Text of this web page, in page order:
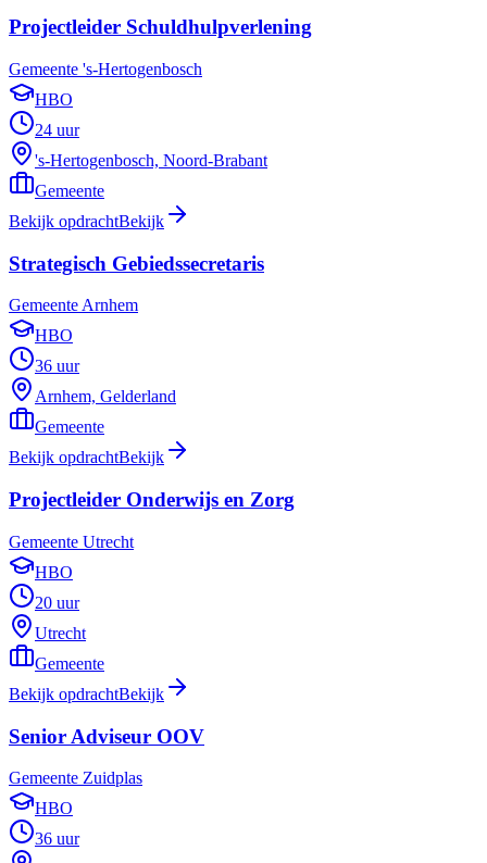
Projectleider Schuldhulpverlening
Gemeente 's-Hertogenbosch
HBO
24 uur
's-Hertogenbosch, Noord-Brabant
Gemeente
Bekijk opdrachtBekijk
Strategisch Gebiedssecretaris
Gemeente Arnhem
HBO
36 uur
Arnhem, Gelderland
Gemeente
Bekijk opdrachtBekijk
Projectleider Onderwijs en Zorg
Gemeente Utrecht
HBO
20 uur
Utrecht
Gemeente
Bekijk opdrachtBekijk
Senior Adviseur OOV
Gemeente Zuidplas
HBO
36 uur